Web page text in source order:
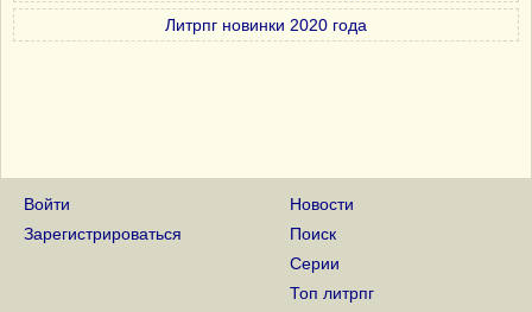
Литрпг новинки 2020 года
Войти
Зарегистрироваться
Новости
Поиск
Серии
Топ литрпг